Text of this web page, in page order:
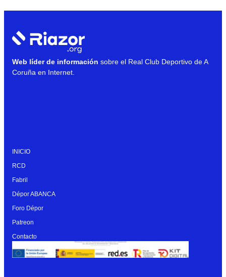
Web líder de información sobre el Real Club Deportivo de A
Coruña en Internet.
INICIO
RCD
Fabril
Dépor ABANCA
Foro Dépor
Patreon
Contacto